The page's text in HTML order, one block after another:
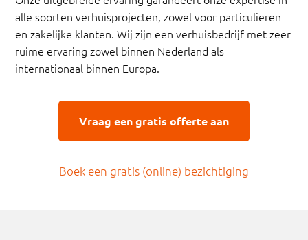
alle soorten verhuisprojecten, zowel voor particulieren
en zakelijke klanten. Wij zijn een verhuisbedrijf met zeer
ruime ervaring zowel binnen Nederland als
internationaal binnen Europa.
Vraag een gratis offerte aan
Boek een gratis (online) bezichtiging